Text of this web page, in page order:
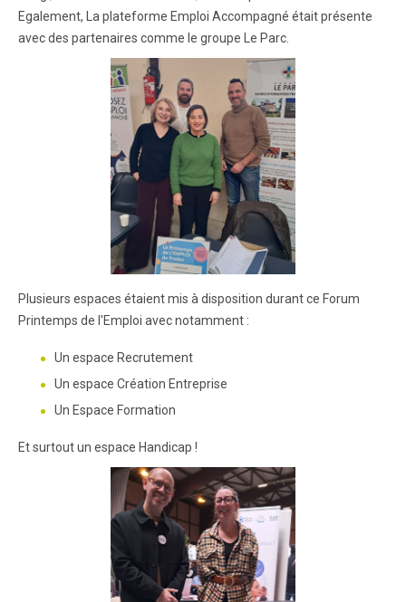
Egalement, La plateforme Emploi Accompagné était présente
avec des partenaires comme le groupe Le Parc.
Plusieurs espaces étaient mis à disposition durant ce Forum
Printemps de l'Emploi avec notamment :
Un espace Recrutement
Un espace Création Entreprise
Un Espace Formation
Et surtout un espace Handicap !